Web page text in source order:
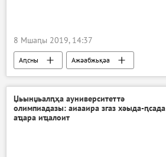
8 Мшаԥы 2019, 14:37
Аԥсны Ажәабжьқәа
Џьынџьалԥҳа ауниверситеттә
олимпиадазы: аиааира згаз хәыда-ԥсада
аҵара иҵалоит